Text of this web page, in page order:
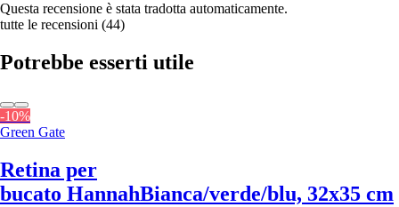
Questa recensione è stata tradotta automaticamente.
tutte le recensioni (44)
Potrebbe esserti utile
-10%
Green Gate
Retina per
bucato HannahBianca/verde/blu, 32x35 cm